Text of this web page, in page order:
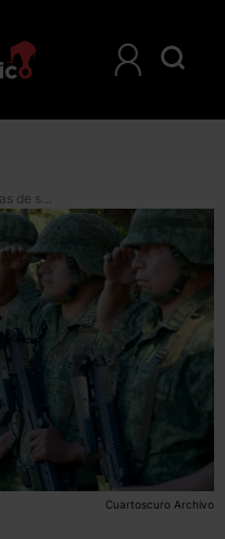
33 mil soldados seguirán en tareas de seguridad pública, sin formar parte de la Guardia Nacional
Cuartoscuro Archivo